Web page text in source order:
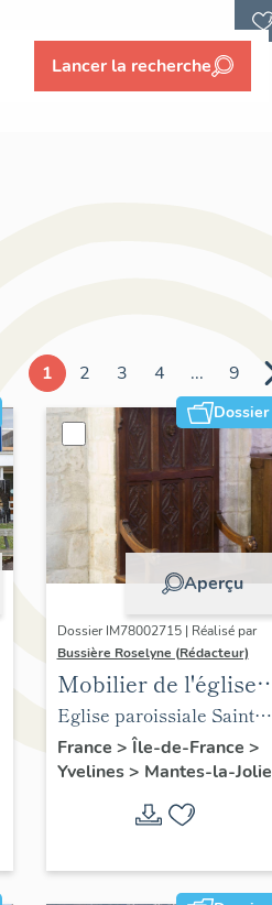
Lancer la recherche
1 2 3 4 ... 9
Dossier
Aperçu
Dossier IM78002715 | Réalisé par
Bussière Roselyne (Rédacteur)
Mobilier de l'église
Sainte-Anne de
Gassicourt
Eglise paroissiale Sainte-
Anne
France > Île-de-France >
Yvelines> Mantes-la-Jolie